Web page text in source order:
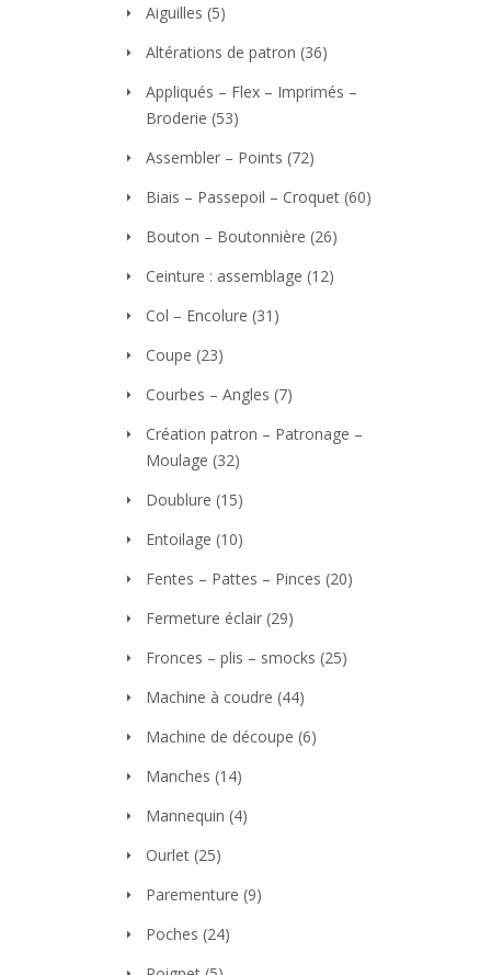
Aiguilles (5)
Altérations de patron (36)
Appliqués – Flex – Imprimés –
Broderie (53)
Assembler – Points (72)
Biais – Passepoil – Croquet (60)
Bouton – Boutonnière (26)
Ceinture : assemblage (12)
Col – Encolure (31)
Coupe (23)
Courbes – Angles (7)
Création patron – Patronage –
Moulage (32)
Doublure (15)
Entoilage (10)
Fentes – Pattes – Pinces (20)
Fermeture éclair (29)
Fronces – plis – smocks (25)
Machine à coudre (44)
Machine de découpe (6)
Manches (14)
Mannequin (4)
Ourlet (25)
Parementure (9)
Poches (24)